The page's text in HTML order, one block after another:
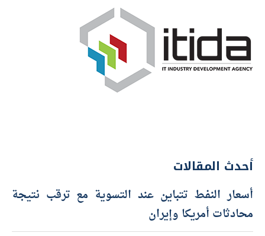
أحدث المقالات
أسعار النفط تتباين عند التسوية مع ترقب نتيجة
محادثات أمريكا وإيران